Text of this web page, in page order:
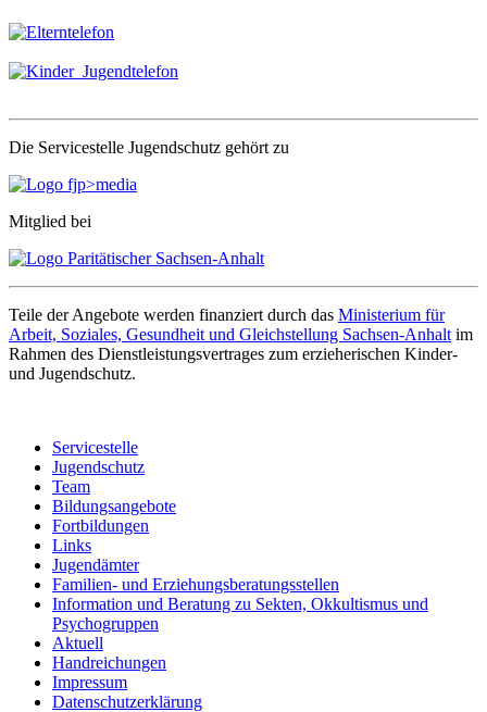
Die Servicestelle Jugendschutz gehört zu
Mitglied bei
Teile der Angebote werden finanziert durch das Ministerium für
Arbeit, Soziales, Gesundheit und Gleichstellung Sachsen-Anhalt im
Rahmen des Dienstleistungsvertrages zum erzieherischen Kinder-
und Jugendschutz.
Servicestelle
Jugendschutz
Team
Bildungsangebote
Fortbildungen
Links
Jugendämter
Familien- und Erziehungsberatungsstellen
Information und Beratung zu Sekten, Okkultismus und
Psychogruppen
Aktuell
Handreichungen
Impressum
Datenschutzerklärung